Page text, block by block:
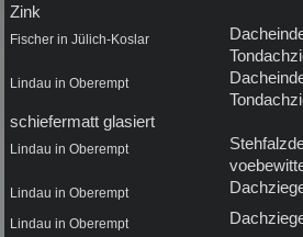
Zink
Fischer in Jülich-Koslar
Lindau in Oberempt
schiefermatt glasiert
Lindau in Oberempt
Lindau in Oberempt
Lindau in Oberempt